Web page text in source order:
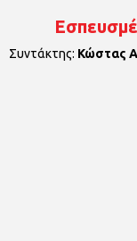
Συντάκτης: Κώστας